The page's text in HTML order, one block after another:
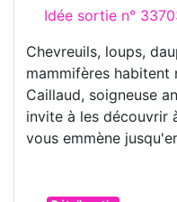
Idée sortie n°
Chevreuils, loups,
mammifères habitent
Caillaud, soigneuse
invite à les découvrir
vous emmène